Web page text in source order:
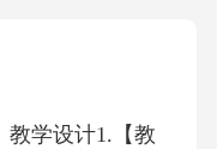
教学设计1.【教